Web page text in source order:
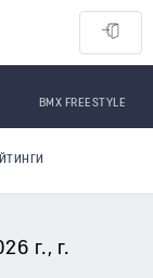
BMX FREESTYLE
г., г.